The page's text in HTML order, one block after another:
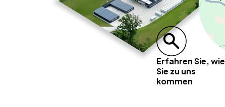
Erfahren Sie, wie
Sie zu uns
kommen